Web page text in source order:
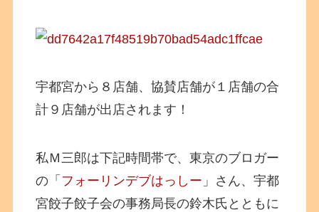
宇都宮から８店舗、協賛店舗が１店舗の合
計９店舗が出店されます！
私Ｍ三郎は下記時間帯で、東京のブロガー
の「 フォーリンデブはっしー 」さん、宇都
宮餃子餃子会の事務局長の鈴木氏とともに